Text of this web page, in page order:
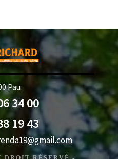
Pau
34 00
19 43